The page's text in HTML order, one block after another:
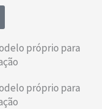
próprio para
próprio para